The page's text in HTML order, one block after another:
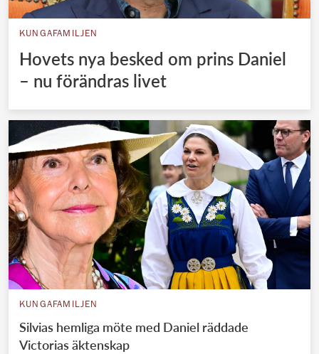
KUNGAFAMILJEN
Hovets nya besked om prins Daniel
– nu förändras livet
KUNGAFAMILJEN
Silvias hemliga möte med Daniel räddade
Victorias äktenskap